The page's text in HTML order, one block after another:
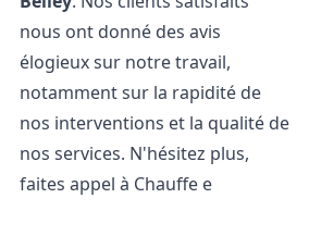
nous ont donné des avis
élogieux sur notre travail,
notamment sur la rapidité de
nos interventions et la qualité de
nos services. N'hésitez plus,
faites appel à Chauffe e